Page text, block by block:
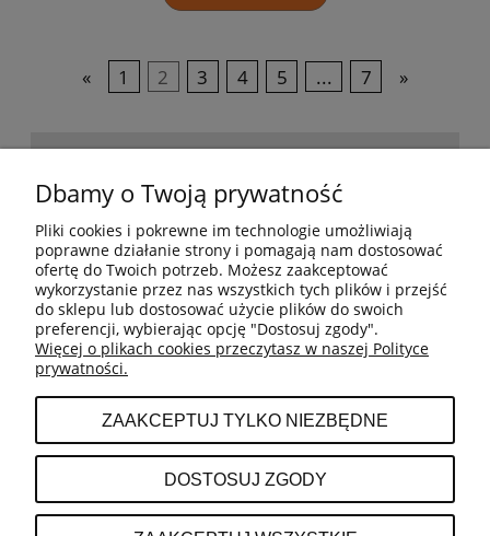
« 1 2 3 4 5 ... 7 »
BESTSELLERY
MOJE KONTO
INFORMACJE
O NAS
Dbamy o Twoją prywatność
Pliki cookies i pokrewne im technologie umożliwiają
poprawne działanie strony i pomagają nam dostosować
ofertę do Twoich potrzeb. Możesz zaakceptować
wykorzystanie przez nas wszystkich tych plików i przejść
do sklepu lub dostosować użycie plików do swoich
preferencji, wybierając opcję "Dostosuj zgody".
Więcej o plikach cookies przeczytasz w naszej Polityce
prywatności.
ZAAKCEPTUJ TYLKO NIEZBĘDNE
DOSTOSUJ ZGODY